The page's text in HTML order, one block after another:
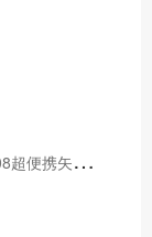
普
源DNA808超便携矢量网络分析仪